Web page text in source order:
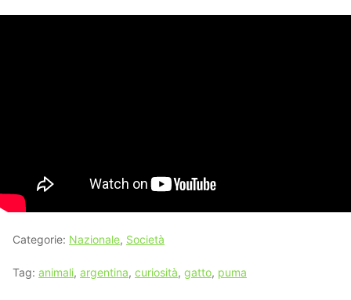
Categorie: Nazionale, Società
Tag: animali, argentina, curiosità, gatto, puma